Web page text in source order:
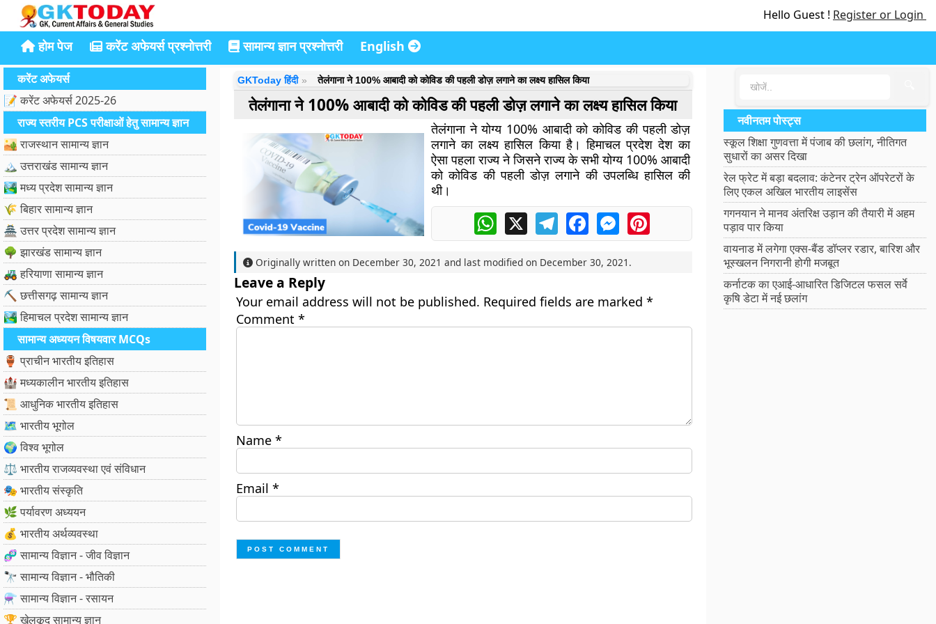
Hello Guest ! Register or Login
होम पेज करेंट अफेयर्स प्रश्नोत्तरी सामान्य ज्ञान प्रश्नोत्तरी English
करेंट अफेयर्स
📝 करेंट अफेयर्स 2025-26
राज्य स्तरीय PCS परीक्षाओं हेतु सामान्य ज्ञान
🏜️ राजस्थान सामान्य ज्ञान
🏔️ उत्तराखंड सामान्य ज्ञान
🏞️ मध्य प्रदेश सामान्य ज्ञान
🌾 बिहार सामान्य ज्ञान
🏯 उत्तर प्रदेश सामान्य ज्ञान
🌳 झारखंड सामान्य ज्ञान
🚜 हरियाणा सामान्य ज्ञान
⛏️ छत्तीसगढ़ सामान्य ज्ञान
🏞️ हिमाचल प्रदेश सामान्य ज्ञान
सामान्य अध्ययन विषयवार MCQs
🏺 प्राचीन भारतीय इतिहास
🏰 मध्यकालीन भारतीय इतिहास
📜 आधुनिक भारतीय इतिहास
🗺️ भारतीय भूगोल
🌍 विश्व भूगोल
⚖️ भारतीय राजव्यवस्था एवं संविधान
🎭 भारतीय संस्कृति
🌿 पर्यावरण अध्ययन
💰 भारतीय अर्थव्यवस्था
🧬 सामान्य विज्ञान - जीव विज्ञान
🔭 सामान्य विज्ञान - भौतिकी
⚗️ सामान्य विज्ञान - रसायन
🏆 खेलकूद सामान्य ज्ञान
GKToday हिंदी तेलंगाना ने 100% आबादी को कोविड की पहली डोज़ लगाने का लक्ष्य हासिल किया
तेलंगाना ने 100% आबादी को कोविड की पहली डोज़ लगाने का लक्ष्य हासिल किया
तेलंगाना ने योग्य 100% आबादी को कोविड की पहली डोज़
लगाने का लक्ष्य हासिल कियाहै। हिमाचल प्रदेश देश का
ऐसा पहला राज्य ने जिसने राज्य के सभी योग्य 100% आबादी
को कोविड की पहली डोज़ लगाने की उपलब्धि हासिल की
थी।
WhatsApp
X TelegramFacebookMessengerPinterest
Originally written on December 30, 2021 and last modified on December 30, 2021 .
Leave a Reply
Your email address will not be published. Required fields are marked *
Comment *
Name *
Email *
नवीनतम पोस्ट्स
स्कूल शिक्षा गुणवत्ता में पंजाब की छलांग, नीतिगत
सुधारों का असर दिखा
रेल फ्रेट में बड़ा बदलाव: कंटेनर ट्रेन ऑपरेटरों के
लिए एकल अखिल भारतीय लाइसेंस
गगनयान ने मानव अंतरिक्ष उड़ान की तैयारी में अहम
पड़ाव पार किया
वायनाड में लगेगा एक्स-बैंड डॉप्लर रडार, बारिश और
भूस्खलन निगरानी होगी मजबूत
कर्नाटक का एआई-आधारित डिजिटल फसल सर्वे
कृषि डेटा में नई छलांग